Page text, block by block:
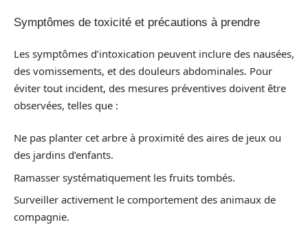
Symptômes de toxicité et précautions à prendre
Les symptômes d’intoxication peuvent inclure des nausées,
des vomissements, et des douleurs abdominales. Pour
éviter tout incident, des mesures préventives doivent être
observées, telles que :
Ne pas planter cet arbre à proximité des aires de jeux ou
des jardins d’enfants.
Ramasser systématiquement les fruits tombés.
Surveiller activement le comportement des animaux de
compagnie.